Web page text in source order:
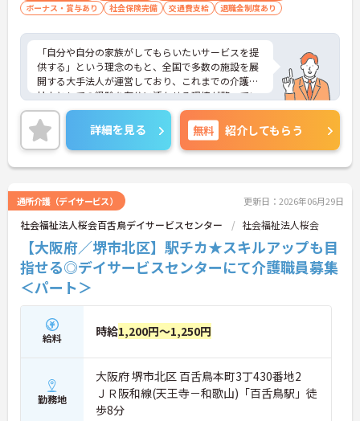
ボーナス・賞与あり
社会保険完備 交通費支給 退職金制度あり
「自分や自分の家族がしてもらいたいサービスを提
供する」という理念のもと、全国で多数の施設を展
開する大手法人が運営しており、これまでの介護福
祉士としての経験を存分に活かせる環境が整ってい
ます。最大の魅力は、専門性を正当に評価する独自
の社内資格「マジ神制度」。認知症ケア等の分野で
認定されると最大月4万円の手当が加算され、確実
な収入アップが可能です。また、スマホでの記録入
力や睡眠センサー等のDX化により、夜間業務などの
象となる年間3万円の医療費補助など大手ならでは
の圧倒的な福利厚生のもと、ケアマネジャーへのス
テップアップ等、介護のプロとして長期的なキャリ
アを築けます。
★おすすめPOINT★
【これまでの経験・専門性が正当に評価される環境
です】
ると1資格につき月1万円（最大4万円）の手当が加
算されます。
・ケアマネジャーの受験料や対策講座、更新費用ま
で全額補助されるため、次のステップアップを自己
負担なく目指せます。
【最先端のDX導入で、身体的・精神的な負担を軽
詳細を見る 無料 紹介してもらう
通所介護（デイサービス） 更新日：2026年06月29日
社会福祉法人桜会百舌鳥デイサービスセンター 社会福祉法人桜会
【大阪府／堺市北区】駅チカ★スキルアップも目
指せる◎デイサービスセンターにて介護職員募集
＜パート＞
給料 時給1,200円～1,250円
勤務地
大阪府 堺市北区 百舌鳥本町3丁430番地2
ＪＲ阪和線(天王寺－和歌山)「百舌鳥駅」徒
歩8分